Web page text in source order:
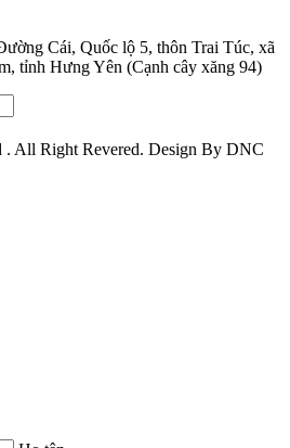
Cái, Quốc lộ 5, thôn Trai Túc, xã
tỉnh Hưng Yên (Cạnh cây xăng 94)
All Right Revered. Design By DNC